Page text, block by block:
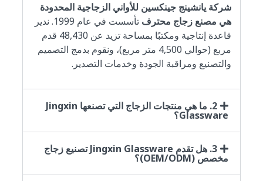
شركة يانشينج جينكسين للأواني الزجاجية المحدودة
هي مصنع زجاج محترف
تأسست في عام 1999. ندير
قاعدة إنتاجية ومكتبًا بمساحة تزيد عن 48,430 قدم
مربع (حوالي 4,500 متر مربع)، ونقوم بدمج التصميم
والتصنيع ومراقبة الجودة وخدمات التصدير.
2. ما هي منتجات الزجاج التي تصنعها Jingxin
Glassware؟
3. هل تقدم Jingxin Glassware تصنيع زجاج
مخصص (OEM/ODM)؟